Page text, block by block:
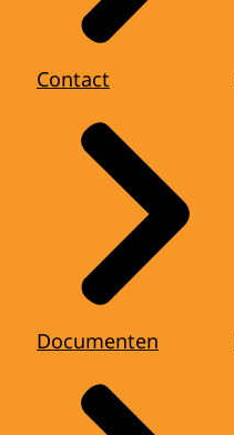
Contact
Documenten